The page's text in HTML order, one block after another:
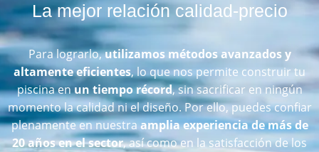
La mejor relación calidad-precio
Para lograrlo,utilizamos métodos avanzados y
altamente eficientes, lo que nos permite construir tu
piscina en un tiempo récord, sin sacrificar en ningún
momento la calidad ni el diseño. Por ello, puedes confiar
plenamente en nuestraamplia experiencia de más de
20 años en el sector, así como en la satisfacción de los